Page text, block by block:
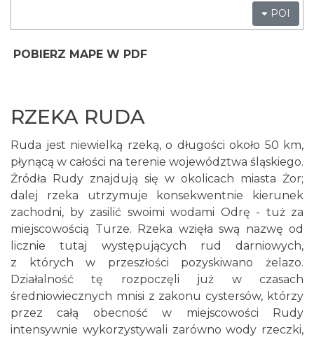
POBIERZ MAPE W PDF
RZEKA RUDA
Ruda jest niewielką rzeką, o długości około 50 km,
płynącą w całości na terenie województwa śląskiego.
Źródła Rudy znajdują się w okolicach miasta Żor;
dalej rzeka utrzymuje konsekwentnie kierunek
zachodni, by zasilić swoimi wodami Odrę - tuż za
miejscowością Turze. Rzeka wzięła swą nazwę od
licznie tutaj występujących rud darniowych,
z których w przeszłości pozyskiwano żelazo.
Działalność tę rozpoczęli już w czasach
średniowiecznych mnisi z zakonu cystersów, którzy
przez całą obecność w miejscowości Rudy
intensywnie wykorzystywali zarówno wody rzeczki,